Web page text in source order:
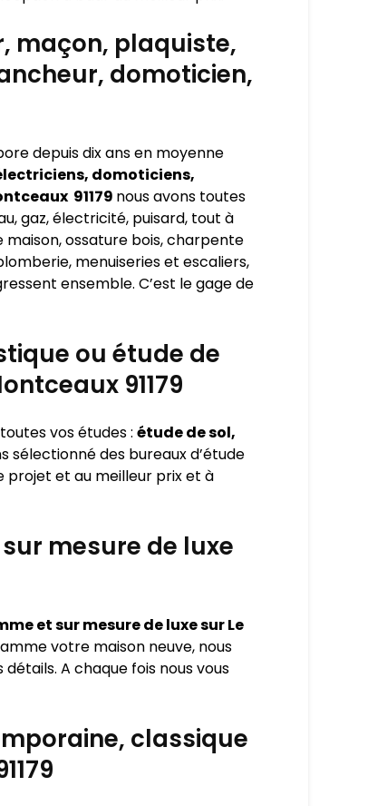
maçon, plaquiste,
domoticien,
depuis dix ans en moyenne
domoticiens,
91179 nous avons toutes
gaz, électricité, puisard, tout à
ossature bois, charpente
menuiseries et escaliers,
ensemble. C’est le gage de
ou étude de
91179
vos études : étude de sol,
sélectionné des bureaux d’étude
projet et au meilleur prix et à
mesure de luxe
et sur mesure de luxe sur Le
votre maison neuve, nous
A chaque fois nous vous
classique